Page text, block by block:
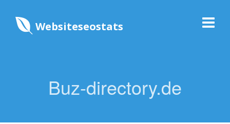
Websiteseostats
Buz-directory.de